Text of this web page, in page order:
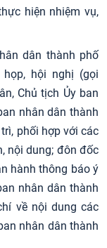
hiện nhiệm vụ,
dân thành phố
hội nghị (gọi
Chủ tịch Ủy ban
nhân dân thành
phối hợp với các
nội dung; đôn đốc
hành thông báo ý
nhân dân thành
về nội dung các
nhân dân thành